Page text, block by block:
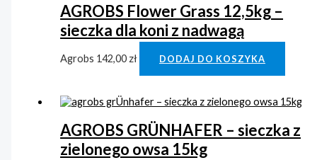
AGROBS Flower Grass 12,5kg –
sieczka dla koni z nadwagą
Agrobs 142,00 zł DODAJ DO KOSZYKA
AGROBS GRÜNHAFER – sieczka z
zielonego owsa 15kg